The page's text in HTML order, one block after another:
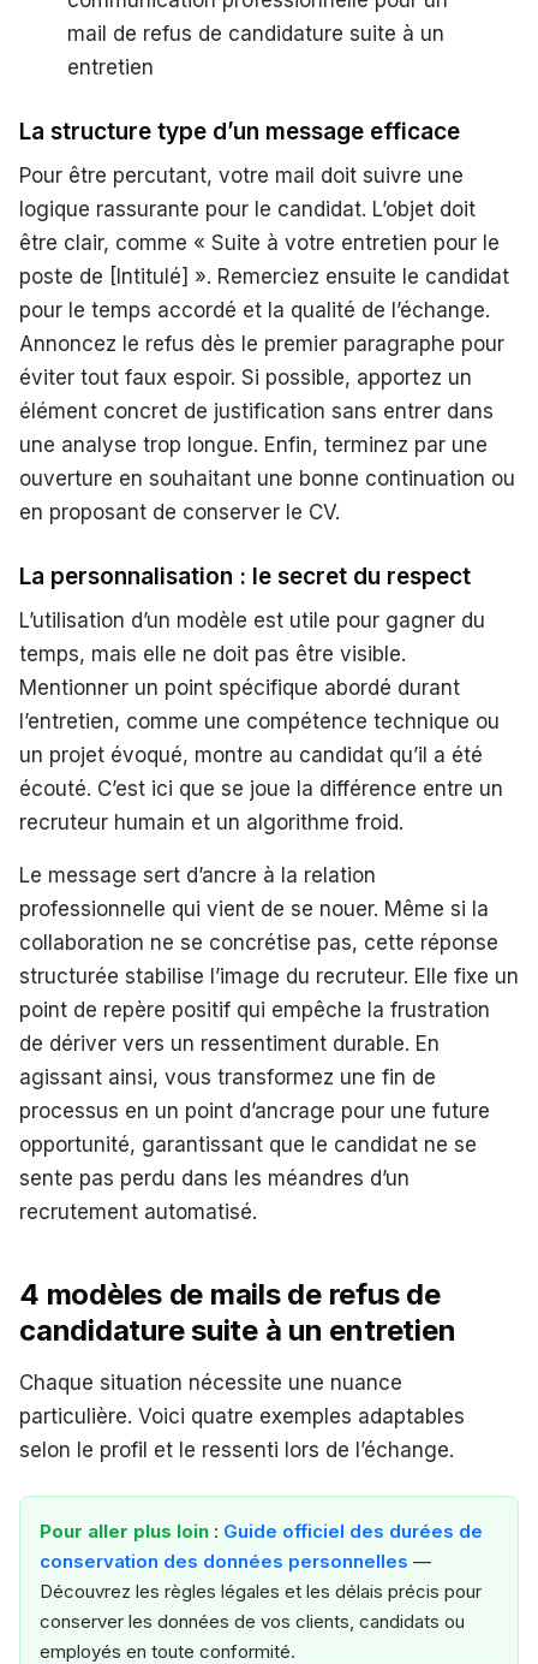
mail de refus de candidature suite à un
entretien
La structure type d’un message efficace
Pour être percutant, votre mail doit suivre une
logique rassurante pour le candidat. L’objet doit
être clair, comme « Suite à votre entretien pour le
poste de [Intitulé] ». Remerciez ensuite le candidat
pour le temps accordé et la qualité de l’échange.
Annoncez le refus dès le premier paragraphe pour
éviter tout faux espoir. Si possible, apportez un
élément concret de justification sans entrer dans
une analyse trop longue. Enfin, terminez par une
ouverture en souhaitant une bonne continuation ou
en proposant de conserver le CV.
La personnalisation : le secret du respect
L’utilisation d’un modèle est utile pour gagner du
temps, mais elle ne doit pas être visible.
Mentionner un point spécifique abordé durant
l’entretien, comme une compétence technique ou
un projet évoqué, montre au candidat qu’il a été
écouté. C’est ici que se joue la différence entre un
recruteur humain et un algorithme froid.
Le message sert d’ancre à la relation
professionnelle qui vient de se nouer. Même si la
collaboration ne se concrétise pas, cette réponse
structurée stabilise l’image du recruteur. Elle fixe un
point de repère positif qui empêche la frustration
de dériver vers un ressentiment durable. En
agissant ainsi, vous transformez une fin de
processus en un point d’ancrage pour une future
opportunité, garantissant que le candidat ne se
sente pas perdu dans les méandres d’un
recrutement automatisé.
4 modèles de mails de refus de
candidature suite à un entretien
Chaque situation nécessite une nuance
particulière. Voici quatre exemples adaptables
selon le profil et le ressenti lors de l’échange.
Pour aller plus loin : Guide officiel des durées de
conservation des données personnelles —
Découvrez les règles légales et les délais précis pour
conserver les données de vos clients, candidats ou
employés en toute conformité.